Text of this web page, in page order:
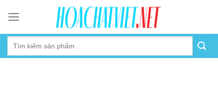
content